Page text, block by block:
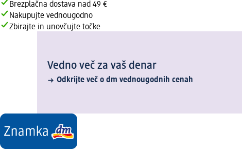
Brezplačna dostava nad 49 €
Nakupujte vednougodno
Zbirajte in unovčujte točke
Vedno več za vaš denar
Odkrijte več o dm vednougodnih cenah